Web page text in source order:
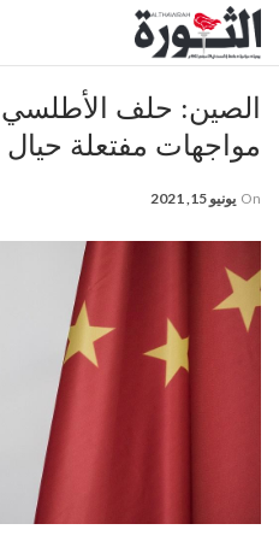
الصين: حلف
مواجهات مفتعلة
On يونيو 15, 2021